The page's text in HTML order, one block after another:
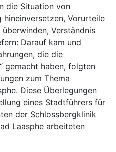
die Situation von
hineinversetzen, Vorurteile
Verständnis
Darauf kam und
die die
gemacht haben, folgten
zum Thema
Diese Überlegungen
eines Stadtführers für
der Schlossbergklinik
Laasphe arbeiteten